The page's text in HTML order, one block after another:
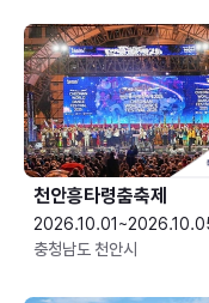
천안흥타령춤축제
충청남도 천안시